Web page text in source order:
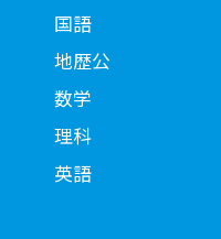
国語
地歴公
数学
理科
英語